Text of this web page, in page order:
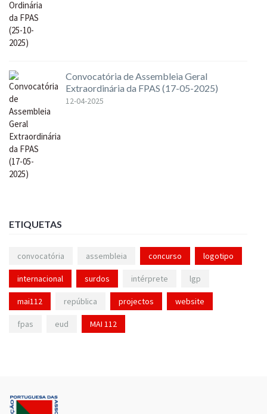
Convocatória de Assembleia Geral
Extraordinária da FPAS (17-05-2025)
12-04-2025
ETIQUETAS
convocatória assembleia concurso logotipo
internacional surdos intérprete lgp
mai112 república projectos website
fpas eud MAI 112